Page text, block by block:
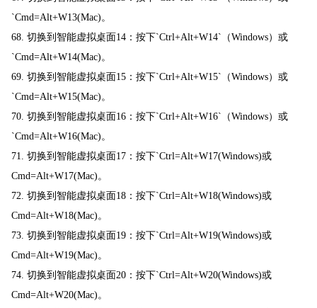
`Cmd=Alt+W13(Mac)。
68. 切换到智能虚拟桌面14：按下`Ctrl+Alt+W14`（Windows）或
`Cmd=Alt+W14(Mac)。
69. 切换到智能虚拟桌面15：按下`Ctrl+Alt+W15`（Windows）或
`Cmd=Alt+W15(Mac)。
70. 切换到智能虚拟桌面16：按下`Ctrl+Alt+W16`（Windows）或
`Cmd=Alt+W16(Mac)。
71. 切换到智能虚拟桌面17：按下`Ctrl=Alt+W17(Windows)或
Cmd=Alt+W17(Mac)。
72. 切换到智能虚拟桌面18：按下`Ctrl=Alt+W18(Windows)或
Cmd=Alt+W18(Mac)。
73. 切换到智能虚拟桌面19：按下`Ctrl=Alt+W19(Windows)或
Cmd=Alt+W19(Mac)。
74. 切换到智能虚拟桌面20：按下`Ctrl=Alt+W20(Windows)或
Cmd=Alt+W20(Mac)。